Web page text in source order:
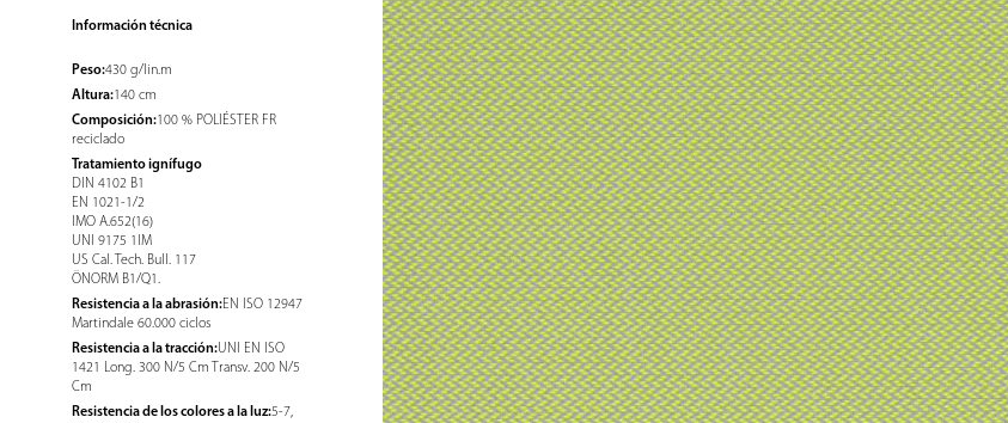
Información técnica
Peso:430 g/lin.m
Altura:140 cm
Composición:100 % POLIÉSTER FR
reciclado
Tratamiento ignífugo
DIN 4102 B1
EN 1021-1/2
IMO A.652(16)
UNI 9175 1IM
US Cal. Tech. Bull. 117
ÖNORM B1/Q1.
Resistencia a la abrasión:EN ISO 12947
Martindale 60.000 ciclos
Resistencia a la tracción:UNI EN ISO
1421 Long. 300 N/5 Cm Transv. 200 N/5
Cm
Resistencia de los colores a la luz:5-7,